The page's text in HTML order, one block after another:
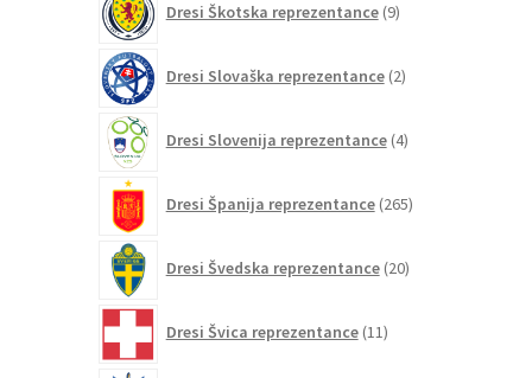
Dresi Škotska reprezentance 9izdelkov
Dresi Slovaška reprezentance 2izdelka
Dresi Slovenija reprezentance 4izdelki
Dresi Španija reprezentance 265izdelkov
Dresi Švedska reprezentance 20izdelkov
Dresi Švica reprezentance 11izdelkov